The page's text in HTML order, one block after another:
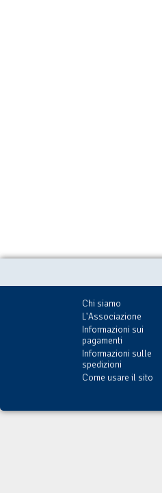
Chi siamo
L'Associazione
Informazioni sui
pagamenti
Informazioni sulle
spedizioni
Come usare il sito